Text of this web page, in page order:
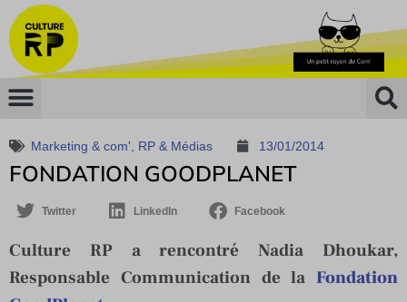
Marketing & com' RP & Médias 13/01/2014
FONDATION GOODPLANET
Twitter LinkedIn Facebook
Culture RP a rencontré Nadia Dhoukar,
Responsable Communication de la Fondation